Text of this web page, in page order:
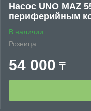
Насос UNO MAZ
периферийным
В наличии
Розница
54 000 ₸